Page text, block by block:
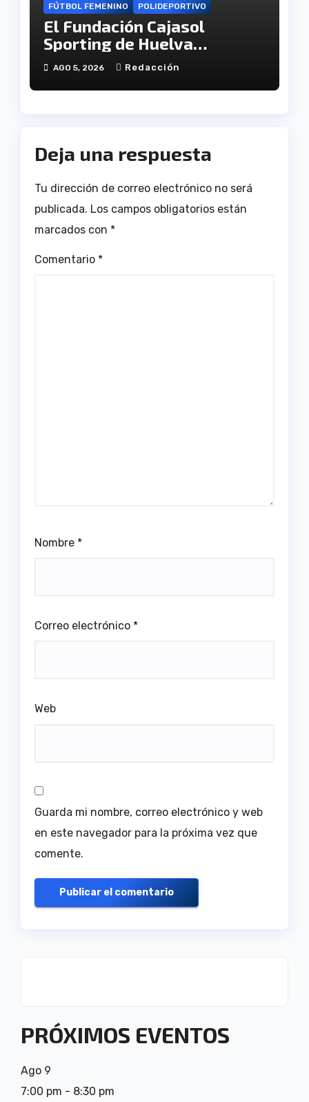
FÚTBOL FEMENINO POLIDEPORTIVO
El Fundación Cajasol
Sporting de Huelva
disputará la Copa de
Andalucía en el Estadio
Antonio Toledo Sánchez
AGO 5, 2026 Redacción
Deja una respuesta
Tu dirección de correo electrónico no será
publicada. Los campos obligatorios están
marcados con *
Comentario *
Nombre *
Correo electrónico *
Web
Guarda mi nombre, correo electrónico y web
en este navegador para la próxima vez que
comente.
PRÓXIMOS EVENTOS
Ago 9
7:00 pm - 8:30 pm